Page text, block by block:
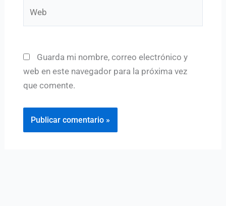
Guarda mi nombre, correo electrónico y
web en este navegador para la próxima vez
que comente.